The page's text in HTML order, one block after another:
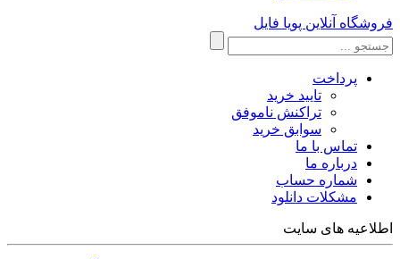
فروشگاه آنلاین پویا فایل
پرداخت
تایید خرید
تراکنش ناموفق
سوابق خرید
تماس با ما
درباره ما
شماره حساب
مشکلات دانلود
اطلاعیه های سایت